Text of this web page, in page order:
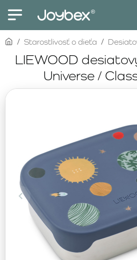
LIEWOOD
Universe /
homeStarostlivosť o dieťa